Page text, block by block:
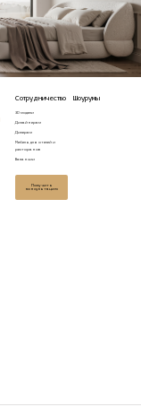
Сотрудничество
3D модели
Дизайнерам
Дилерам
Мебель для отелей и
ресторанов
Вакансии
Получить
консультацию
Шоурумы